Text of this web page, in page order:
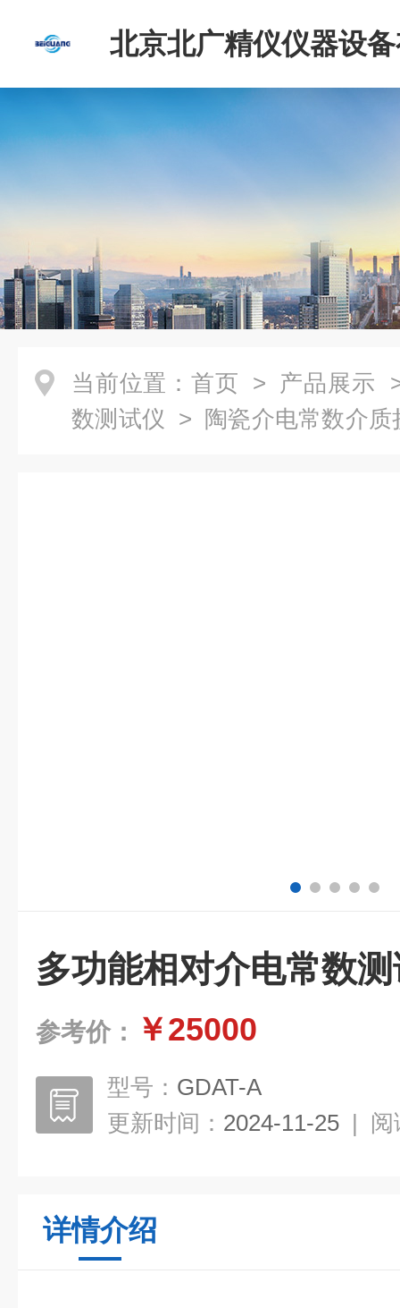
北京北广精仪仪器设
司
当前位置： 首页 > 产品展示
数测试仪 > 陶瓷介电常数介质
多功能相对介电常数
参考价： ￥25000
型号： GDAT-A
更新时间： 2024-11-25 | 阅
详情介绍